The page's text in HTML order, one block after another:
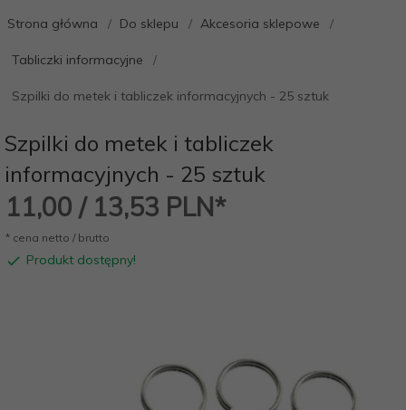
Strona główna Do sklepu Akcesoria sklepowe
Tabliczki informacyjne
Szpilki do metek i tabliczek informacyjnych - 25 sztuk
Szpilki do metek i tabliczek
informacyjnych - 25 sztuk
11,00 / 13,53 PLN*
* cena netto / brutto
Produkt dostępny!